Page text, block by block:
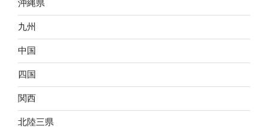
沖縄県
九州
中国
四国
関西
北陸三県